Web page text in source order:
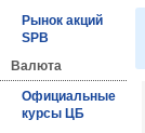
Рынок акций
SPB
Валюта
Официальные
курсы ЦБ